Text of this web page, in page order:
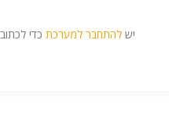
יש להתחבר למערכת כדי